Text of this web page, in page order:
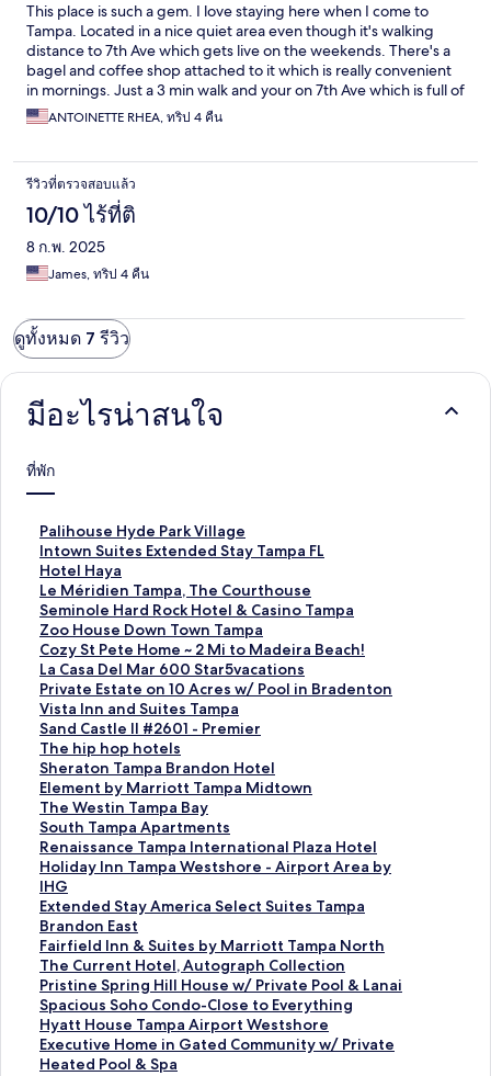
This place is such a gem. I love staying here when I come to
Tampa. Located in a nice quiet area even though it's walking
distance to 7th Ave which gets live on the weekends. There's a
bagel and coffee shop attached to it which is really convenient
in mornings. Just a 3 min walk and your on 7th Ave which is full of
dining and entertainment options. The room itself has
everything you need to include a washer and dryer. Bed is really
my car info so they could register my vehicle. Within minutes the
crew that runs this place had it fixed. It elegant and
peaceful...worth every penny.
ANTOINETTE RHEA, ทริป 4 คืน
รีวิวที่ตรวจสอบแล้ว
10/10 ไร้ที่ติ
8 ก.พ. 2025
James, ทริป 4 คืน
ดูทั้งหมด 7 รีวิว
มีอะไรน่าสนใจ
ที่พัก
Palihouse Hyde Park Village
ลิ
ง
ก์
ม
า
ต
ร
ฐ
า
น
สำ
ห
รั
บ
P
a
l
i
h
o
u
s
e
H
y
d
e
P
Intown Suites Extended Stay Tampa FL
ลิ
ง
ก์
ม
า
ต
ร
ฐ
า
น
สำ
ห
รั
บ
I
n
t
o
w
n
S
u
i
t
e
s
E
Hotel Haya
ลิ
ง
ก์
ม
า
ต
ร
ฐ
า
น
สำ
ห
รั
บ
H
o
t
e
l
H
a
y
a
Le Méridien Tampa, The Courthouse
ลิ
ง
ก์
ม
า
ต
ร
ฐ
า
น
สำ
ห
รั
บ
L
e
M
é
r
i
d
i
e
n
T
Seminole Hard Rock Hotel & Casino Tampa
ลิ
ง
ก์
ม
า
ต
ร
ฐ
า
น
สำ
ห
รั
บ
S
e
m
i
n
o
l
e
H
a
Zoo House Down Town Tampa
ลิ
ง
ก์
ม
า
ต
ร
ฐ
า
น
สำ
ห
รั
บ
Z
o
o
H
o
u
s
e
D
Cozy St Pete Home ~ 2 Mi to Madeira Beach!
ลิ
ง
ก์
ม
า
ต
ร
ฐ
า
น
สำ
ห
รั
บ
C
o
z
y
S
t
P
e
La Casa Del Mar 600 Star5vacations
ลิ
ง
ก์
ม
า
ต
ร
ฐ
า
น
สำ
ห
รั
บ
L
a
C
a
s
a
D
Private Estate on 10 Acres w/ Pool in Bradenton
ลิ
ง
ก์
ม
า
ต
ร
ฐ
า
น
สำ
ห
รั
บ
P
r
i
v
a
t
Vista Inn and Suites Tampa
ลิ
ง
ก์
ม
า
ต
ร
ฐ
า
น
สำ
ห
รั
บ
V
i
s
t
a
Sand Castle II #2601 - Premier
ลิ
ง
ก์
ม
า
ต
ร
ฐ
า
น
สำ
ห
รั
บ
S
a
n
d
The hip hop hotels
ลิ
ง
ก์
ม
า
ต
ร
ฐ
า
น
สำ
ห
รั
บ
T
h
e
Sheraton Tampa Brandon Hotel
ลิ
ง
ก์
ม
า
ต
ร
ฐ
า
น
สำ
ห
รั
บ
S
h
Element by Marriott Tampa Midtown
ลิ
ง
ก์
ม
า
ต
ร
ฐ
า
น
สำ
ห
รั
บ
E
The Westin Tampa Bay
ลิ
ง
ก์
ม
า
ต
ร
ฐ
า
น
สำ
ห
รั
บ
South Tampa Apartments
ลิ
ง
ก์
ม
า
ต
ร
ฐ
า
น
สำ
ห
รั
Renaissance Tampa International Plaza Hotel
ลิ
ง
ก์
ม
า
ต
ร
ฐ
า
น
สำ
ห
Holiday Inn Tampa Westshore - Airport Area by
IHG
ลิ
ง
ก์
ม
า
ต
ร
ฐ
า
น
สำ
Extended Stay America Select Suites Tampa
Brandon East
ลิ
ง
ก์
ม
า
ต
ร
ฐ
า
Fairfield Inn & Suites by Marriott Tampa North
ลิ
ง
ก์
ม
า
ต
ร
The Current Hotel, Autograph Collection
ลิ
ง
ก์
ม
า
ต
Pristine Spring Hill House w/ Private Pool & Lanai
ลิ
ง
ก์
ม
า
Spacious Soho Condo-Close to Everything
ลิ
ง
ก์
ม
Hyatt House Tampa Airport Westshore
ลิ
ง
ก์
Executive Home in Gated Community w/ Private
Heated Pool & Spa
ลิ
ง